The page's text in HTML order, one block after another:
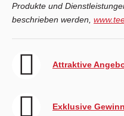
Produkte und
beschrieben werden,
Attraktive
Exklusive